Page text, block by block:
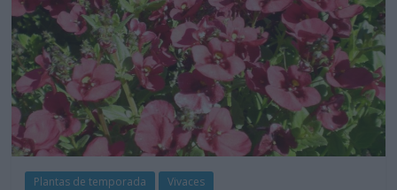
Plantas de temporada Vivaces